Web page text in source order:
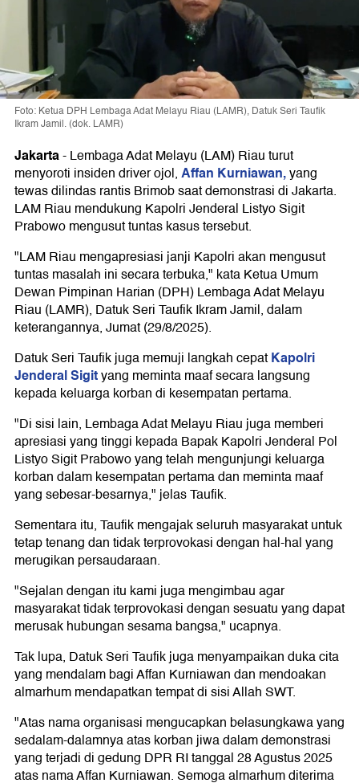
Foto: Ketua DPH Lembaga Adat Melayu Riau (LAMR), Datuk Seri Taufik
Ikram Jamil. (dok. LAMR)
Jakarta-Lembaga Adat Melayu (LAM) Riau turut
menyoroti insiden driver ojol,Affan Kurniawan,yang
tewas dilindas rantis Brimob saat demonstrasi di Jakarta.
LAM Riau mendukung Kapolri Jenderal Listyo Sigit
Prabowo mengusut tuntas kasus tersebut.
"LAM Riau mengapresiasi janji Kapolri akan mengusut
tuntas masalah ini secara terbuka," kata Ketua Umum
Dewan Pimpinan Harian (DPH) Lembaga Adat Melayu
Riau (LAMR), Datuk Seri Taufik Ikram Jamil, dalam
keterangannya, Jumat (29/8/2025).
Datuk Seri Taufik juga memuji langkah cepatKapolri
Jenderal Sigityang meminta maaf secara langsung
kepada keluarga korban di kesempatan pertama.
"Di sisi lain, Lembaga Adat Melayu Riau juga memberi
apresiasi yang tinggi kepada Bapak Kapolri Jenderal Pol
Listyo Sigit Prabowo yang telah mengunjungi keluarga
korban dalam kesempatan pertama dan meminta maaf
yang sebesar-besarnya," jelas Taufik.
Sementara itu, Taufik mengajak seluruh masyarakat untuk
tetap tenang dan tidak terprovokasi dengan hal-hal yang
merugikan persaudaraan.
"Sejalan dengan itu kami juga mengimbau agar
masyarakat tidak terprovokasi dengan sesuatu yang dapat
merusak hubungan sesama bangsa," ucapnya.
Tak lupa, Datuk Seri Taufik juga menyampaikan duka cita
yang mendalam bagi Affan Kurniawan dan mendoakan
almarhum mendapatkan tempat di sisi Allah SWT.
"Atas nama organisasi mengucapkan belasungkawa yang
sedalam-dalamnya atas korban jiwa dalam demonstrasi
yang terjadi di gedung DPR RI tanggal 28 Agustus 2025
atas nama Affan Kurniawan. Semoga almarhum diterima